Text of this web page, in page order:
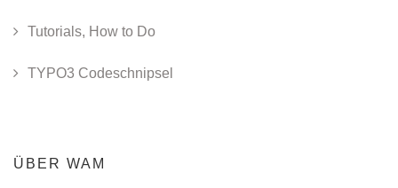
Tutorials, How to Do
TYPO3 Codeschnipsel
ÜBER WAM